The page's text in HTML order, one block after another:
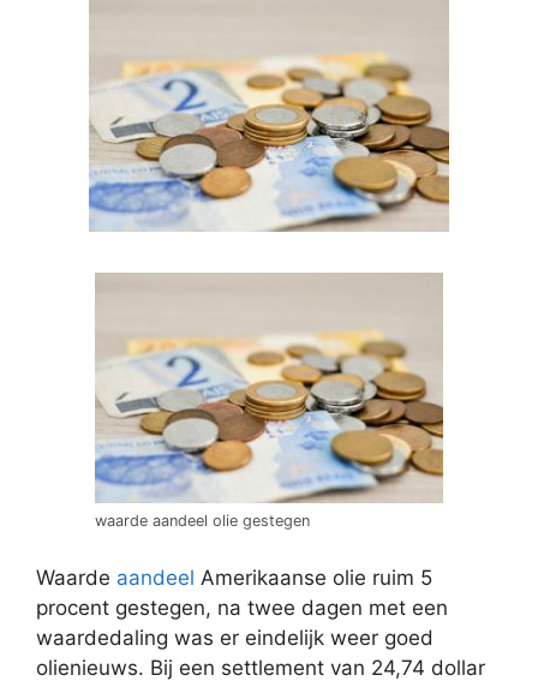
waarde aandeel olie gestegen
Waarde aandeel Amerikaanse olie ruim 5
procent gestegen, na twee dagen met een
waardedaling was er eindelijk weer goed
olienieuws. Bij een settlement van 24,74 dollar